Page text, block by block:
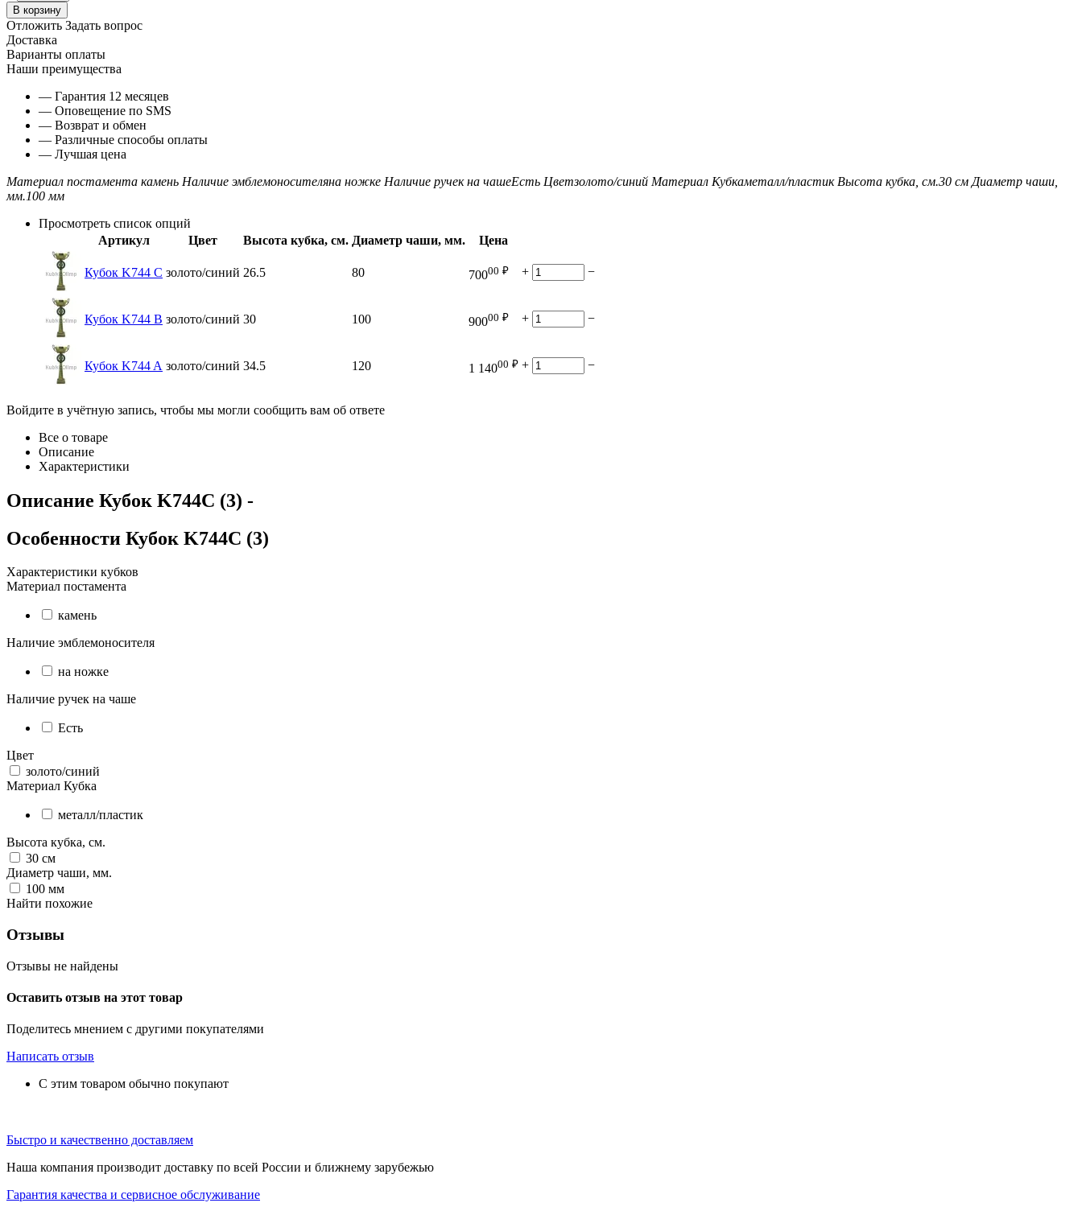
В корзину
Отложить Задать вопрос
Доставка
Варианты оплаты
Наши преимущества
— Гарантия 12 месяцев
— Оповещение по SMS
— Возврат и обмен
— Различные способы оплаты
— Лучшая цена
Материал постамента камень Наличие эмблемоносителяна ножке Наличие ручек на чашеЕсть Цветзолото/синий Материал Кубкаметалл/пластик Высота кубка, см.30 см Диаметр чаши,
мм.100 мм
Просмотреть список опций
Артикул
Цвет Высота кубка, см. Диаметр чаши, мм. Цена
Кубок K744 C золото/синий 26.5 80 70000 ₽ + −
Кубок K744 B золото/синий 30 100 90000 ₽ + −
Кубок K744 A золото/синий 34.5 120 1 14000 ₽ + −
Войдите в учётную запись, чтобы мы могли сообщить вам об ответе
Все о товаре
Описание
Характеристики
Описание Кубок K744C (3) -
Особенности Кубок K744C (3)
Характеристики кубков
Материал постамента
камень
Наличие эмблемоносителя
на ножке
Наличие ручек на чаше
Есть
Цвет
золото/синий
Материал Кубка
металл/пластик
Высота кубка, см.
30 см
Диаметр чаши, мм.
100 мм
Найти похожие
Отзывы
Отзывы не найдены
Оставить отзыв на этот товар
Поделитесь мнением с другими покупателями
Написать отзыв
С этим товаром обычно покупают
Быстро и качественно доставляем
Наша компания производит доставку по всей России и ближнему зарубежью
Гарантия качества и сервисное обслуживание